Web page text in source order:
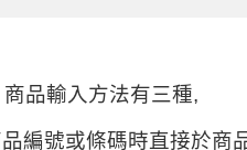
品輸入方法有三種,
號或條碼時直接於商